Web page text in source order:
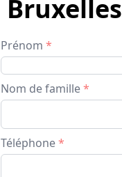
Bruxelles
Prénom *
Nom de famille*
Téléphone*